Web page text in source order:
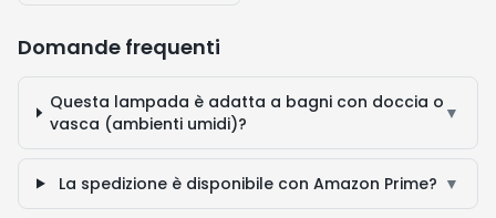
Domande frequenti
Questa lampada è adatta a bagni con doccia o
vasca (ambienti umidi)?
▼
La spedizione è disponibile con Amazon Prime? ▼